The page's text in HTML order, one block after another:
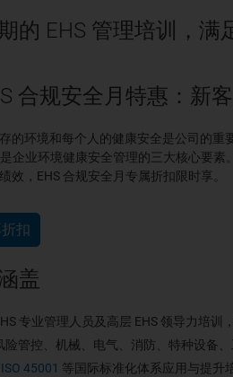
的 EHS 管理培训，
合规安全月特惠：新
的环境和每个人的健康安全是公司的重
企业环境健康安全管理的三大核心要
效，EHS 合规安全月专属折扣限时享。
扣
盖
专业管理人员及高层 EHS 领导力培训
险管控、机械、电气、消防、特种设备
ISO 45001 等国际标准化体系应用与提升